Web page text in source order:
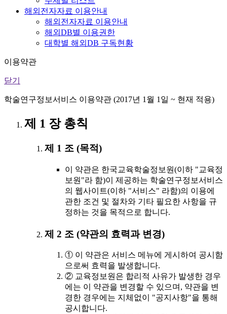
해외전자자료 이용안내
해외전자자료 이용안내
해외DB별 이용권한
대학별 해외DB 구독현황
이용약관
닫기
학술연구정보서비스 이용약관 (2017년 1월 1일 ~ 현재 적용)
제 1 장 총칙
제 1 조 (목적)
이 약관은 한국교육학술정보원(이하 "교육정
보원"라 함)이 제공하는 학술연구정보서비스
의 웹사이트(이하 "서비스" 라함)의 이용에
관한 조건 및 절차와 기타 필요한 사항을 규
정하는 것을 목적으로 합니다.
제 2 조 (약관의 효력과 변경)
① 이 약관은 서비스 메뉴에 게시하여 공시함
으로써 효력을 발생합니다.
② 교육정보원은 합리적 사유가 발생한 경우
에는 이 약관을 변경할 수 있으며, 약관을 변
경한 경우에는 지체없이 "공지사항"을 통해
공시합니다.